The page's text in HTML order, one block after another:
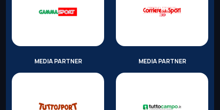
MEDIA PARTNER MEDIA PARTNER